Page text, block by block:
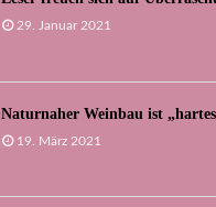
29. Januar 2021
Naturnaher Weinbau ist
19. März 2021